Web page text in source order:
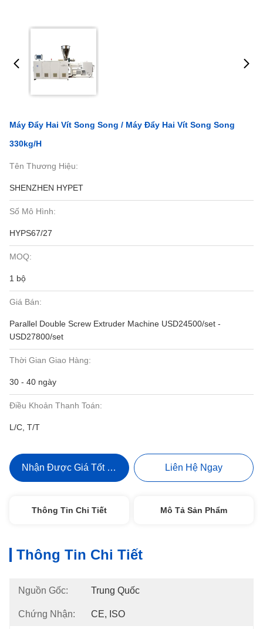
Máy Đẩy Hai Vít Song Song / Máy Đẩy Hai Vít Song Song
330kg/h
Tên Thương Hiệu:
SHENZHEN HYPET
Số Mô Hình:
HYPS67/27
MOQ:
1 bộ
Giá Bán:
Parallel Double Screw Extruder Machine USD24500/set -
USD27800/set
Thời Gian Giao Hàng:
30 - 40 ngày
Điều Khoản Thanh Toán:
L/C, T/T
Nhận Được Giá Tốt Nhất Liên Hệ Ngay
Thông Tin Chi Tiết Mô Tả Sản Phẩm
Thông Tin Chi Tiết
Nguồn Gốc: Trung Quốc
Chứng Nhận: CE, ISO